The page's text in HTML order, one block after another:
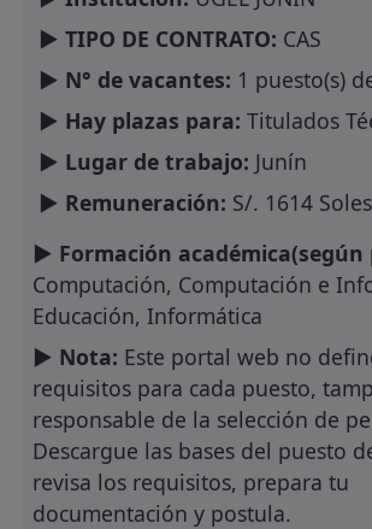
► TIPO DE CONTRATO: CAS
► N° de vacantes: 1 puesto(s)
► Hay plazas para: Titulados
► Lugar de trabajo: Junín
► Remuneración: S/. 1614 Soles
► Formación académica(según
Computación, Computación e
Educación, Informática
► Nota: Este portal web no
requisitos para cada puesto,
responsable de la selección de
Descargue las bases del puesto
revisa los requisitos, prepara tu
documentación y postula.